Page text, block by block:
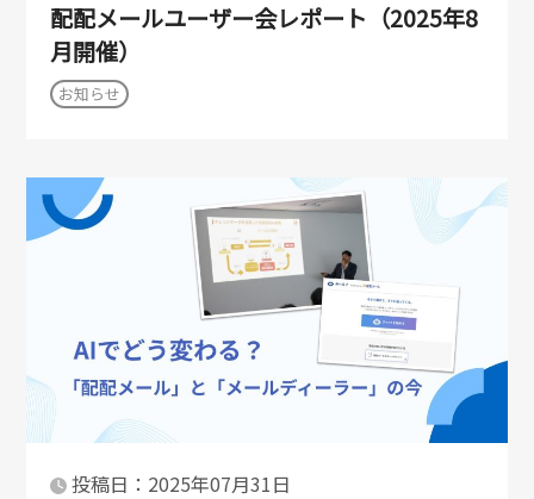
配配メールユーザー会レポート（2025年8
月開催）
お知らせ
投稿日：2025年07月31日